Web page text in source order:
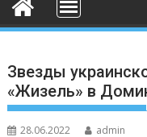
Звезды
«Жизель» в
28.06.2022 admin